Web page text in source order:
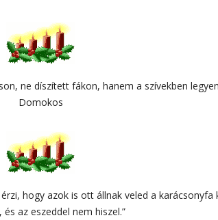
ne díszített fákon, hanem a szívekben
Domokos
hogy azok is ott állnak veled a
az eszeddel nem hiszel.”